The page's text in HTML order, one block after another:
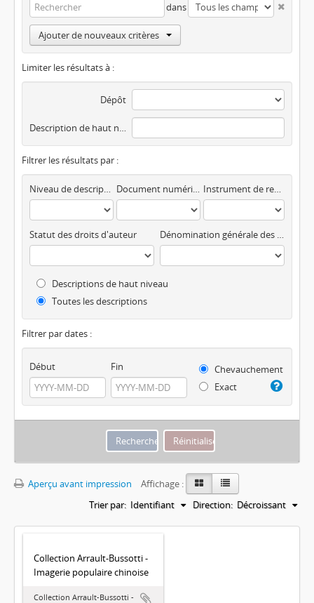
dans
Ajouter de nouveaux critères
Limiter les résultats à :
Dépôt
Description de haut niveau
Filtrer les résultats par :
Niveau de description Document numérisé disponible Instrument de recherche
Statut des droits d'auteur Dénomination générale des documents
Descriptions de haut niveau
Toutes les descriptions
Filtrer par dates :
Début Fin
Chevauchement
Exact
Aperçu avant impression
Affichage :
Trier par: Identifiant Direction: Décroissant
Collection Arrault-Bussotti -
Imagerie populaire chinoise
Collection Arrault-Bussotti -